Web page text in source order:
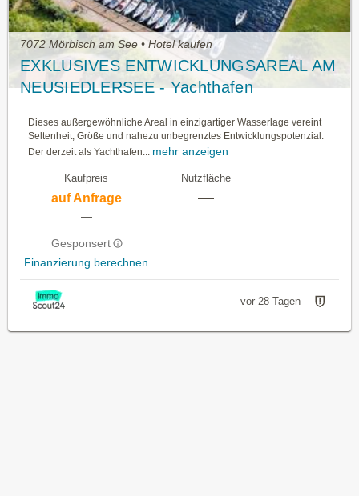
7072 Mörbisch am See • Hotel kaufen
EXKLUSIVES ENTWICKLUNGSAREAL AM
NEUSIEDLERSEE - Yachthafen
Dieses außergewöhnliche Areal in einzigartiger Wasserlage vereint
Seltenheit, Größe und nahezu unbegrenztes Entwicklungspotenzial.
Der derzeit als Yachthafen...
mehr anzeigen
Kaufpreis
auf Anfrage
—
Gesponsert
Finanzierung berechnen
Nutzfläche
—
vor 28 Tagen